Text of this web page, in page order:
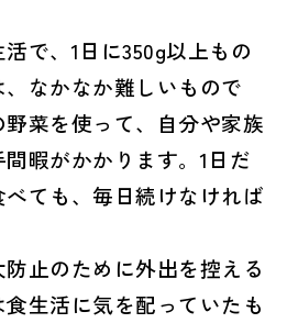
で、1日に350g以上もの
なかなか難しいもので
菜を使って、自分や家族
暇がかかります。1日だ
ても、毎日続けなければ
止のために外出を控える
生活に気を配っていたも